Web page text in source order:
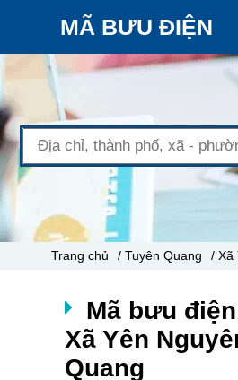
MÃ BƯU ĐIỆN
Trang chủ / Tuyên Quang / Xã
Mã bưu
Xã Yên
Quang